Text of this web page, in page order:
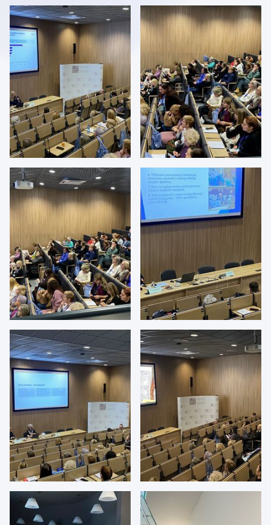
PIELĘGNIAREK
I
POŁOŻNYCH
- WAŻNE
ASPEKTY”